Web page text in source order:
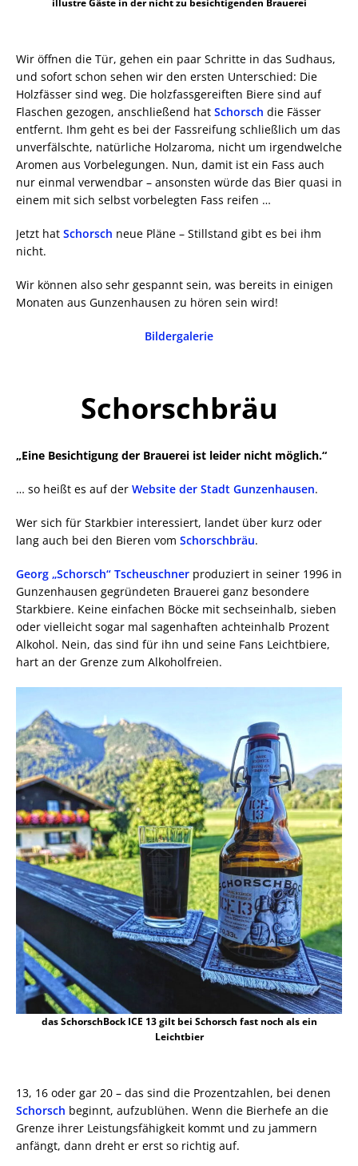
illustre Gäste in der nicht zu besichtigenden Brauerei
Wir öffnen die Tür, gehen ein paar Schritte in das Sudhaus,
und sofort schon sehen wir den ersten Unterschied: Die
Holzfässer sind weg. Die holzfassgereiften Biere sind auf
Flaschen gezogen, anschließend hat Schorsch die Fässer
entfernt. Ihm geht es bei der Fassreifung schließlich um das
unverfälschte, natürliche Holzaroma, nicht um irgendwelche
Aromen aus Vorbelegungen. Nun, damit ist ein Fass auch
nur einmal verwendbar – ansonsten würde das Bier quasi in
einem mit sich selbst vorbelegten Fass reifen …
Jetzt hat Schorsch neue Pläne – Stillstand gibt es bei ihm
nicht.
Wir können also sehr gespannt sein, was bereits in einigen
Monaten aus Gunzenhausen zu hören sein wird!
Bildergalerie
Schorschbräu
„Eine Besichtigung der Brauerei ist leider nicht möglich.“
… so heißt es auf der Website der Stadt Gunzenhausen.
Wer sich für Starkbier interessiert, landet über kurz oder
lang auch bei den Bieren vom Schorschbräu.
Georg „Schorsch“ Tscheuschner produziert in seiner 1996 in
Gunzenhausen gegründeten Brauerei ganz besondere
Starkbiere. Keine einfachen Böcke mit sechseinhalb, sieben
oder vielleicht sogar mal sagenhaften achteinhalb Prozent
Alkohol. Nein, das sind für ihn und seine Fans Leichtbiere,
hart an der Grenze zum Alkoholfreien.
das SchorschBock ICE 13 gilt bei Schorsch fast noch als ein
Leichtbier
13, 16 oder gar 20 – das sind die Prozentzahlen, bei denen
Schorsch beginnt, aufzublühen. Wenn die Bierhefe an die
Grenze ihrer Leistungsfähigkeit kommt und zu jammern
anfängt, dann dreht er erst so richtig auf.